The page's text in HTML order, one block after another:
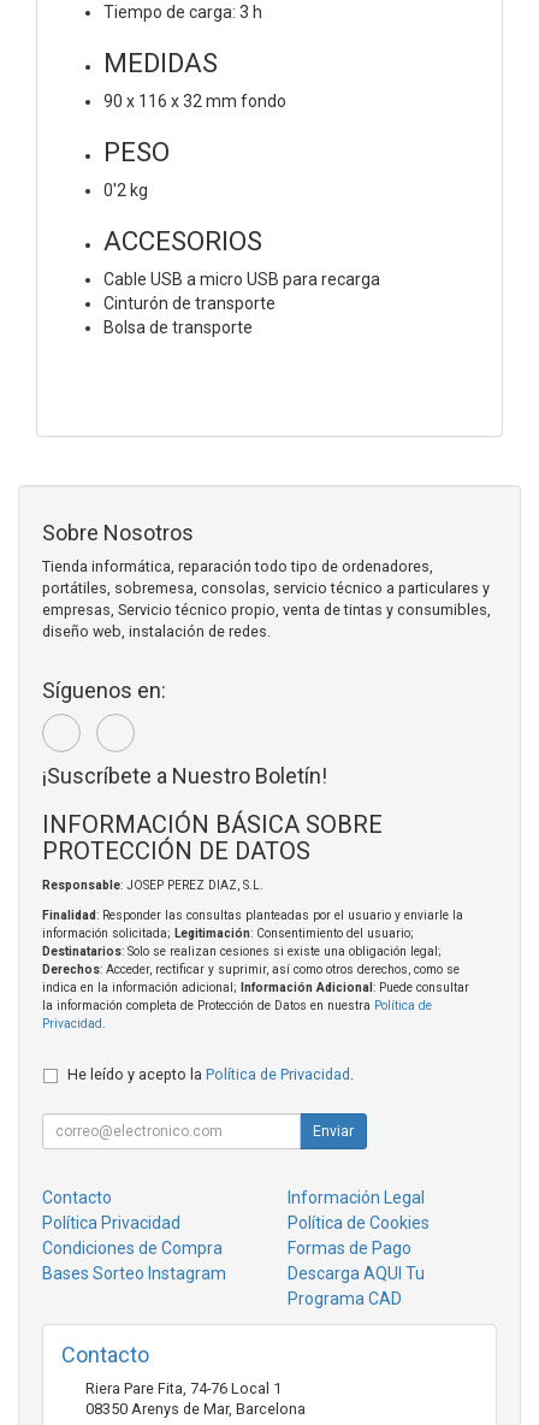
Tiempo de carga: 3 h
MEDIDAS
90 x 116 x 32 mm fondo
PESO
0'2 kg
ACCESORIOS
Cable USB a micro USB para recarga
Cinturón de transporte
Bolsa de transporte
Sobre Nosotros
Tienda informática, reparación todo tipo de ordenadores,
portátiles, sobremesa, consolas, servicio técnico a particulares y
empresas, Servicio técnico propio, venta de tintas y consumibles,
diseño web, instalación de redes.
Síguenos en:
¡Suscríbete a Nuestro Boletín!
INFORMACIÓN BÁSICA SOBRE
PROTECCIÓN DE DATOS
Responsable: JOSEP PEREZ DIAZ, S.L.
Finalidad: Responder las consultas planteadas por el usuario y enviarle la
información solicitada; Legitimación: Consentimiento del usuario;
Destinatarios: Solo se realizan cesiones si existe una obligación legal;
Derechos: Acceder, rectificar y suprimir, así como otros derechos, como se
indica en la información adicional;
Información Adicional : Puede consultar
la información completa de Protección de Datos en nuestra Política de
Privacidad
He leído y acepto la Política de Privacidad
Enviar
Contacto
Información Legal
Política Privacidad
Política de Cookies
Condiciones de Compra
Formas de Pago
Bases Sorteo Instagram
Descarga AQUI Tu
Programa CAD
Contacto
Riera Pare Fita, 74-76 Local 1
08350 Arenys de Mar, Barcelona